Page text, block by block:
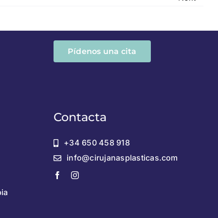
Pídenos una cita
Contacta
+34 650 458 918
info@cirujanasplasticas.com